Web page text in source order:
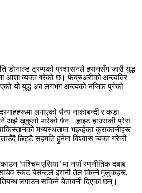
डोनाल्ड ट्रम्पको प्रशासनले इरानसँग जारी युद्ध
आशा व्यक्त गरेको छ। फेब्रुअरीको अन्त्यतिर
यो युद्ध अब लगभग अन्त्यको नजिक पुगेको
लगाएको सैन्य नाकाबन्दी र कडा
अझै खुकुलो पारेको छैन। ह्वाइट हाउसकी प्रेस
मध्यस्थतामा भइरहेका कुराकानीहरू
छिट्टै सहमति हुनेमा विश्वास व्यक्त गरेकी
‘पश्चिम एसिया’ मा नयाँ रणनीतिक दबाब
स्कट बेसेन्टले इरानी तेल किन्ने मुलुकहरू,
लगाउन सकिने चेतावनी दिएका छन्।